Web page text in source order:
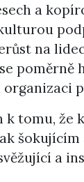
a
na
tomu, že
a